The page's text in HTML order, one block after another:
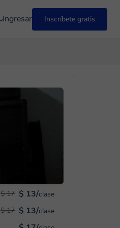
Ingresar Inscríbete gratis
$ 13/clase
$ 17
$ 13/clase
$ 17